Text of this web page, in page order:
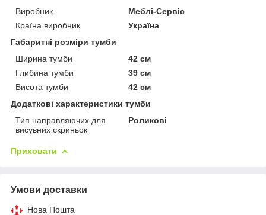
Виробник
Меблі-Сервіс
Країна виробник
Україна
Габаритні розміри тумби
Ширина тумби
42 см
Глибина тумби
39 см
Висота тумби
42 см
Додаткові характеристики тумби
Тип направляючих для
висувних скриньок
Роликові
Приховати
Умови доставки
Нова Пошта